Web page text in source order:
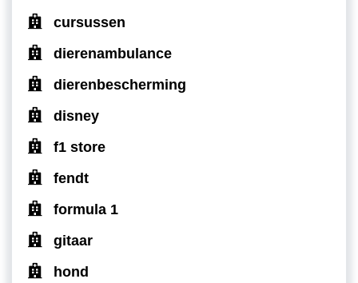
cursussen
dierenambulance
dierenbescherming
disney
f1 store
fendt
formula 1
gitaar
hond